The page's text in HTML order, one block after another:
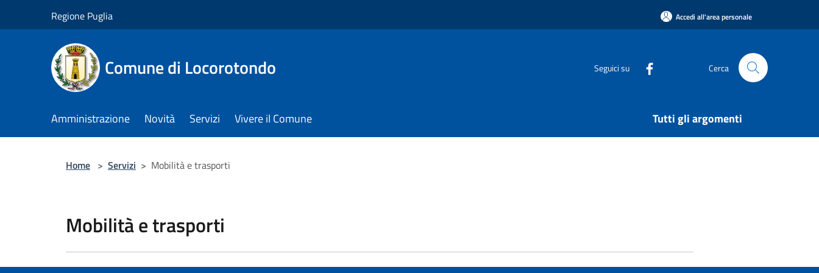
Regione Puglia Accedi all'area personale
Comune di Locorotondo Seguici su Cerca
Amministrazione Novità Servizi Vivere il Comune Tutti gli argomenti
Home > Servizi > Mobilità e trasporti
Mobilità e trasporti